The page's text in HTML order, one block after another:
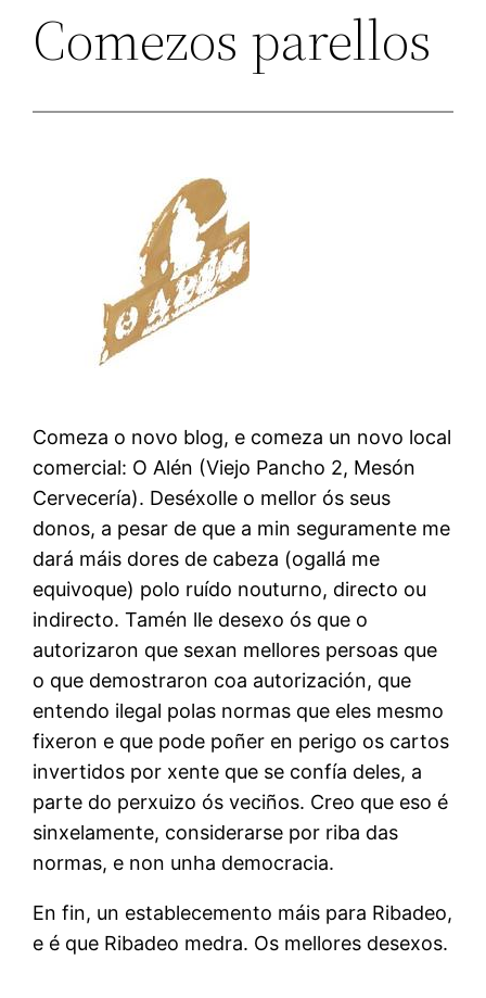
Comezos parellos
Comeza o novo blog, e comeza un novo local
comercial: O Alén (Viejo Pancho 2, Mesón
Cervecería). Deséxolle o mellor ós seus
donos, a pesar de que a min seguramente me
dará máis dores de cabeza (ogallá me
equivoque) polo ruído nouturno, directo ou
indirecto. Tamén lle desexo ós que o
autorizaron que sexan mellores persoas que
o que demostraron coa autorización, que
entendo ilegal polas normas que eles mesmo
fixeron e que pode poñer en perigo os cartos
invertidos por xente que se confía deles, a
parte do perxuizo ós veciños. Creo que eso é
sinxelamente, considerarse por riba das
normas, e non unha democracia.
En fin, un establecemento máis para Ribadeo,
e é que Ribadeo medra. Os mellores desexos.